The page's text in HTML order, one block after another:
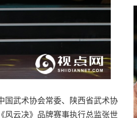
武术协会常委、陕西省武术协
风云决》品牌赛事执行总监张世